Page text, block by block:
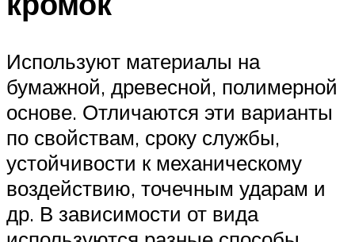
Используют материалы на
бумажной, древесной, полимерной
основе. Отличаются эти варианты
по свойствам, сроку службы,
устойчивости к механическому
воздействию, точечным ударам и
др. В зависимости от вида